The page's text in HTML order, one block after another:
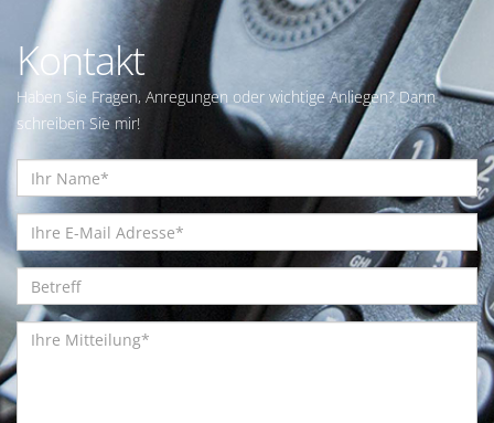
Kontakt
Haben Sie Fragen, Anregungen oder wichtige Anliegen? Dann
schreiben Sie mir!